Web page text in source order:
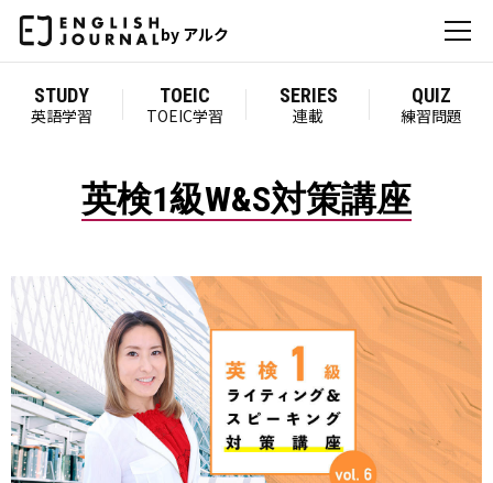
by アルク
STUDY
英語学習
TOEIC
TOEIC学習
SERIES
連載
QUIZ
練習問題
英検1級W&S対策講座